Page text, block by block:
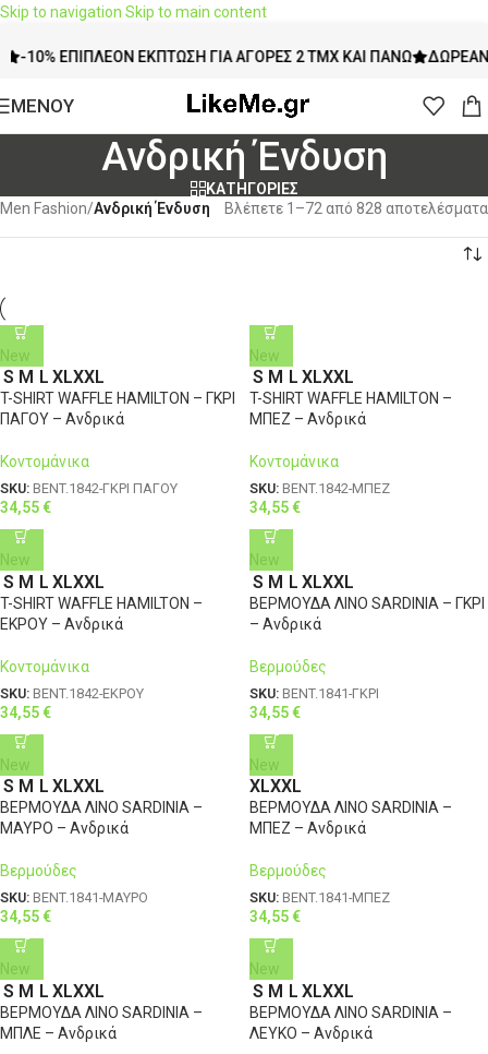
Skip to navigation Skip to main content
ΕΠΙΠΛΈΟΝ ΈΚΠΤΩΣΗ ΓΙΑ ΑΓΟΡΈΣ 2 ΤΜΧ ΚΑΙ ΠΆΝΩ ΔΩΡΕΆΝ
ΜΕΝΟΥ
Ανδρική Ένδυση
ΚΑΤΗΓΟΡΙΕΣ
Men Fashion/Ανδρική Ένδυση Βλέπετε 1–72 από 828 αποτελέσματα
New
S M L XLXXL
T-SHIRT WAFFLE HAMILTON – ΓΚΡΙ
ΠΑΓΟΥ – Ανδρικά
Κοντομάνικα
SKU: BENT.1842-ΓΚΡΙ ΠΑΓΟΥ
34,55€
New
S M L XLXXL
T-SHIRT WAFFLE HAMILTON –
ΜΠΕΖ – Ανδρικά
Κοντομάνικα
SKU: BENT.1842-ΜΠΕΖ
34,55€
New
S M L XLXXL
T-SHIRT WAFFLE HAMILTON –
ΕΚΡΟΥ – Ανδρικά
Κοντομάνικα
SKU: BENT.1842-ΕΚΡΟΥ
34,55€
New
S M L XLXXL
ΒΕΡΜΟΥΔΑ ΛΙΝΟ SARDINIA – ΓΚΡΙ
– Ανδρικά
Βερμούδες
SKU: BENT.1841-ΓΚΡΙ
34,55€
New
S M L XLXXL
ΒΕΡΜΟΥΔΑ ΛΙΝΟ SARDINIA –
ΜΑΥΡΟ – Ανδρικά
Βερμούδες
SKU: BENT.1841-ΜΑΥΡΟ
34,55€
New
XLXXL
ΒΕΡΜΟΥΔΑ ΛΙΝΟ SARDINIA –
ΜΠΕΖ – Ανδρικά
Βερμούδες
SKU: BENT.1841-ΜΠΕΖ
34,55€
New
S M L XLXXL
ΒΕΡΜΟΥΔΑ ΛΙΝΟ SARDINIA –
ΜΠΛΕ – Ανδρικά
New
S M L XLXXL
ΒΕΡΜΟΥΔΑ ΛΙΝΟ SARDINIA –
ΛΕΥΚΟ – Ανδρικά